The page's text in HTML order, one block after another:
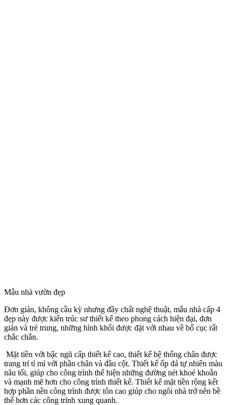
Mẫu nhà vườn đẹp
Đơn giản, không cầu kỳ nhưng đầy chất nghệ thuật, mẫu nhà cấp 4
đẹp này được kiến trúc sư thiết kế theo phong cách hiện đại, đơn
giản và trẻ trung, những hình khối được đặt với nhau về bố cục rất
chắc chắn.
Mặt tiền với bậc ngũ cấp thiết kế cao, thiết kế hệ thống chân được
trang trí tỉ mỉ với phần chân và đầu cột. Thiết kế ốp đá tự nhiên màu
nâu tối, giúp cho công trình thể hiện những đường nét khoẻ khoắn
và mạnh mẽ hơn cho công trình thiết kế.​ Thiết kế mặt tiền rộng kết
hợp phần nền công trình được tôn cao giúp cho ngôi nhà trở nên bề
thế hơn các công trình xung quanh.